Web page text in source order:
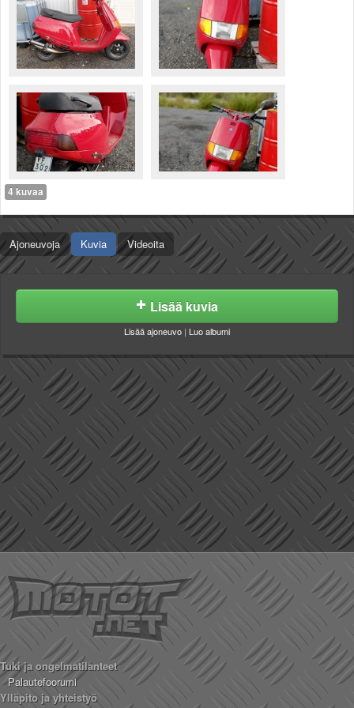
Säännöt ja ohjeet
Uudet ajoneuvot
Uudet kuvat
Uudet videot
Uudet kommentit
MYYDÄÄN
Haku
Ohjeet
Ajoneuvot
Osat
TIETOPANKKI
TAPAHTUMAT
MP15 kuvia
MP14 kuvia
MP13 kuvia
ACS 2015 kuvia
UUTISET
Valitse paikkakunta
Helsingin sää
Tampereen sää
Turun sää
Oulun sää
Kuopion sää
Rovaniemen sää
MUUT
VIP-jäsenyys
Paidat ja vaatteet
Suunnittele oma paita
Mainostus
Palaute
Kevytversio
4 kuvaa
Ajoneuvoja Kuvia Videoita
Lisää kuvia
Lisää ajoneuvo | Luo albumi
Tuki ja ongelmatilanteet
Palautefoorumi
Ylläpito ja yhteistyö